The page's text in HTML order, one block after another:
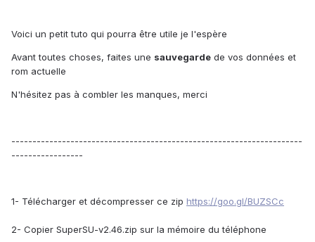
Voici un petit tuto qui pourra être utile je l'espère
Avant toutes choses, faites une sauvegarde de vos données et
rom actuelle
N'hésitez pas à combler les manques, merci
---------------------------------------------------------------------
-----------------
1- Télécharger et décompresser ce zip https://goo.gl/BUZSCc
2- Copier SuperSU-v2.46.zip sur la mémoire du téléphone